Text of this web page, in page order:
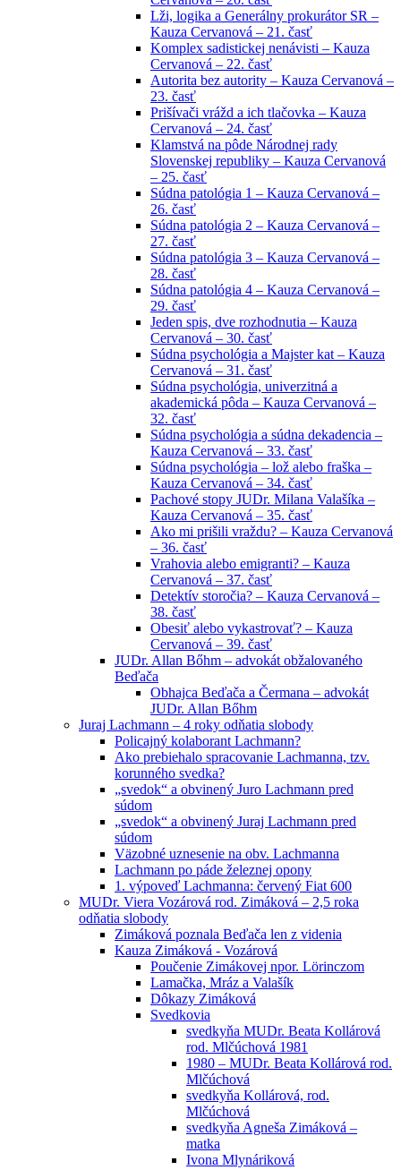
Lži, logika a Generálny prokurátor SR –
Kauza Cervanová – 21. časť
Komplex sadistickej nenávisti – Kauza
Cervanová – 22. časť
Autorita bez autority – Kauza Cervanová –
23. časť
Prišívači vrážd a ich tlačovka – Kauza
Cervanová – 24. časť
Klamstvá na pôde Národnej rady
Slovenskej republiky – Kauza Cervanová
– 25. časť
Súdna patológia 1 – Kauza Cervanová –
26. časť
Súdna patológia 2 – Kauza Cervanová –
27. časť
Súdna patológia 3 – Kauza Cervanová –
28. časť
Súdna patológia 4 – Kauza Cervanová –
29. časť
Jeden spis, dve rozhodnutia – Kauza
Cervanová – 30. časť
Súdna psychológia a Majster kat – Kauza
Cervanová – 31. časť
Súdna psychológia, univerzitná a
akademická pôda – Kauza Cervanová –
32. časť
Súdna psychológia a súdna dekadencia –
Kauza Cervanová – 33. časť
Súdna psychológia – lož alebo fraška –
Kauza Cervanová – 34. časť
Pachové stopy JUDr. Milana Valašíka –
Kauza Cervanová – 35. časť
Ako mi prišili vraždu? – Kauza Cervanová
– 36. časť
Vrahovia alebo emigranti? – Kauza
Cervanová – 37. časť
Detektív storočia? – Kauza Cervanová –
38. časť
Obesiť alebo vykastrovať? – Kauza
Cervanová – 39. časť
JUDr. Allan Bőhm – advokát obžalovaného
Beďača
Obhajca Beďača a Čermana – advokát
JUDr. Allan Bőhm
Juraj Lachmann – 4 roky odňatia slobody
Policajný kolaborant Lachmann?
Ako prebiehalo spracovanie Lachmanna, tzv.
korunného svedka?
„svedok“ a obvinený Juro Lachmann pred
súdom
„svedok“ a obvinený Juraj Lachmann pred
súdom
Väzobné uznesenie na obv. Lachmanna
Lachmann po páde železnej opony
1. výpoveď Lachmanna: červený Fiat 600
MUDr. Viera Vozárová rod. Zimáková – 2,5 roka
odňatia slobody
Zimáková poznala Beďača len z videnia
Kauza Zimáková - Vozárová
Poučenie Zimákovej npor. Lörinczom
Lamačka, Mráz a Valašík
Dôkazy Zimáková
Svedkovia
svedkyňa MUDr. Beata Kollárová
rod. Mlčúchová 1981
1980 – MUDr. Beata Kollárová rod.
Mlčúchová
svedkyňa Kollárová, rod.
Mlčúchová
svedkyňa Agneša Zimáková –
matka
Ivona Mlynáriková